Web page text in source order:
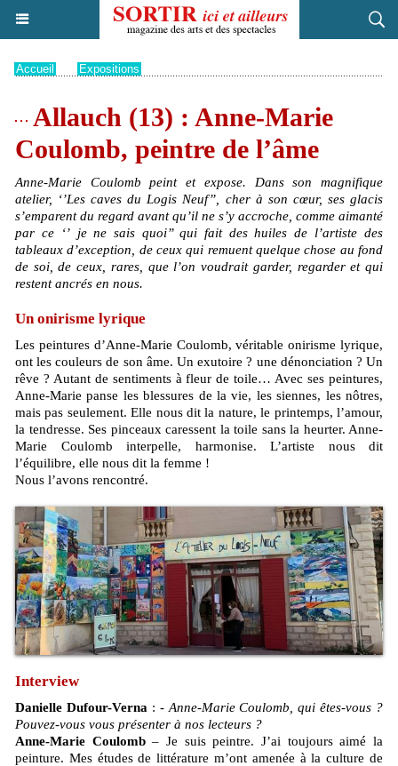
Accueil Expositions
Allauch (13) : Anne-Marie
Coulomb, peintre de l’âme
Anne-Marie Coulomb peint et expose. Dans son magnifique
atelier, ‘’Les caves du Logis Neuf’’, cher à son cœur, ses glacis
s’emparent du regard avant qu’il ne s’y accroche, comme aimanté
par ce ‘’ je ne sais quoi’’ qui fait des huiles de l’artiste des
tableaux d’exception, de ceux qui remuent quelque chose au fond
de soi, de ceux, rares, que l’on voudrait garder, regarder et qui
restent ancrés en nous.
Un onirisme lyrique
Les peintures d’Anne-Marie Coulomb, véritable onirisme lyrique,
ont les couleurs de son âme. Un exutoire ? une dénonciation ? Un
rêve ? Autant de sentiments à fleur de toile… Avec ses peintures,
Anne-Marie panse les blessures de la vie, les siennes, les nôtres,
mais pas seulement. Elle nous dit la nature, le printemps, l’amour,
la tendresse. Ses pinceaux caressent la toile sans la heurter. Anne-
Marie Coulomb interpelle, harmonise. L’artiste nous dit
l’équilibre, elle nous dit la femme !
Nous l’avons rencontré.
Interview
Danielle Dufour-Verna : - Anne-Marie Coulomb, qui êtes-vous ?
Pouvez-vous vous présenter à nos lecteurs ?
Anne-Marie Coulomb– Je suis peintre. J’ai toujours aimé la
peinture. Mes études de littérature m’ont amenée à la culture de